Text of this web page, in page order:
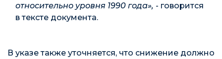
относительно уровня 1990 года», - говорится
в тексте документа.
В указе также уточняется, что снижение должно